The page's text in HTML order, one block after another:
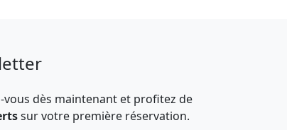
vous dès maintenant et profitez de
sur votre première réservation.